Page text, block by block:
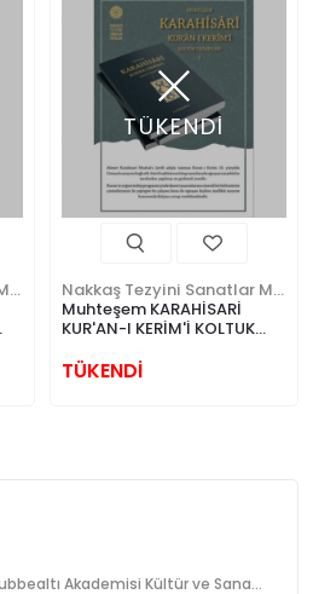
TÜKENDİ
Muhteşem KARAHİSARİ
KUR'AN-I KERİM'İ KOLTUK
TÜKENDİ